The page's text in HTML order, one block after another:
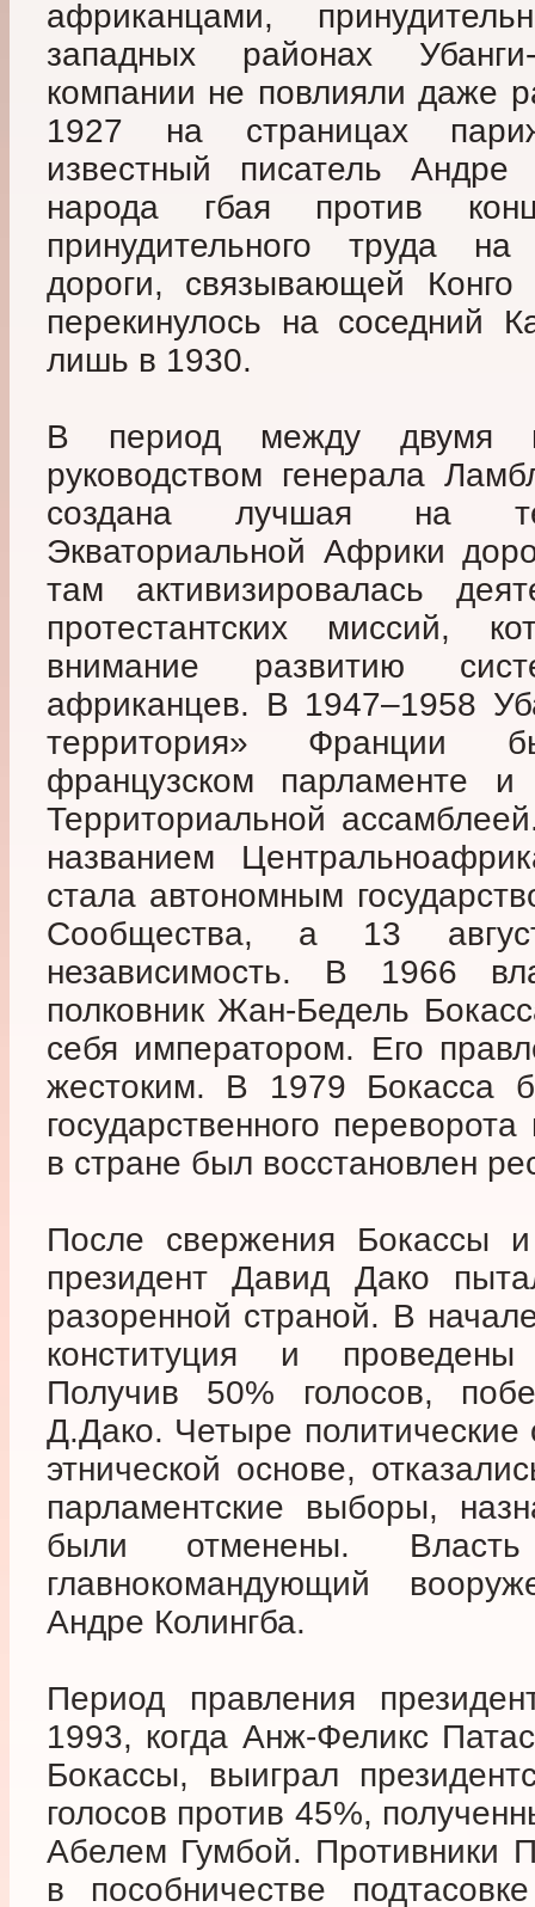
африканцами,
западных районах
компании не повлияли даже
1927 на страницах
известный писатель
народа гбая против
принудительного труда на
дороги, связывающей
перекинулось на соседний
лишь в 1930.
В период между двумя
руководством генерала
создана лучшая на
Экваториальной Африки
там активизировалась
протестантских миссий,
внимание развитию
африканцев. В 1947–1958
территория» Франции
французском парламенте и
Территориальной
названием
стала автономным
Сообщества, а 13
независимость. В 1966
полковник Жан-Бедель
себя императором. Его
жестоким. В 1979 Бокасса
государственного
в стране был восстановлен
После свержения Бокассы
президент Давид Дако
разоренной страной. В
конституция и
Получив 50% голосов,
Д.Дако. Четыре политические
этнической основе,
парламентские выборы,
были отменены.
главнокомандующий
Андре Колингба.
Период правления
1993, когда Анж-Феликс
Бокассы, выиграл
голосов против 45%,
Абелем Гумбой. Противники
в пособничестве